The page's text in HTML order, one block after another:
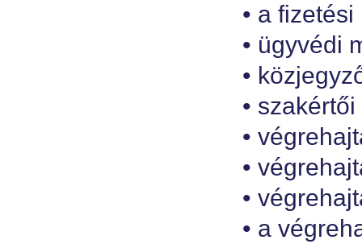
• a
• ügyvédi
•
•
•
•
•
• a